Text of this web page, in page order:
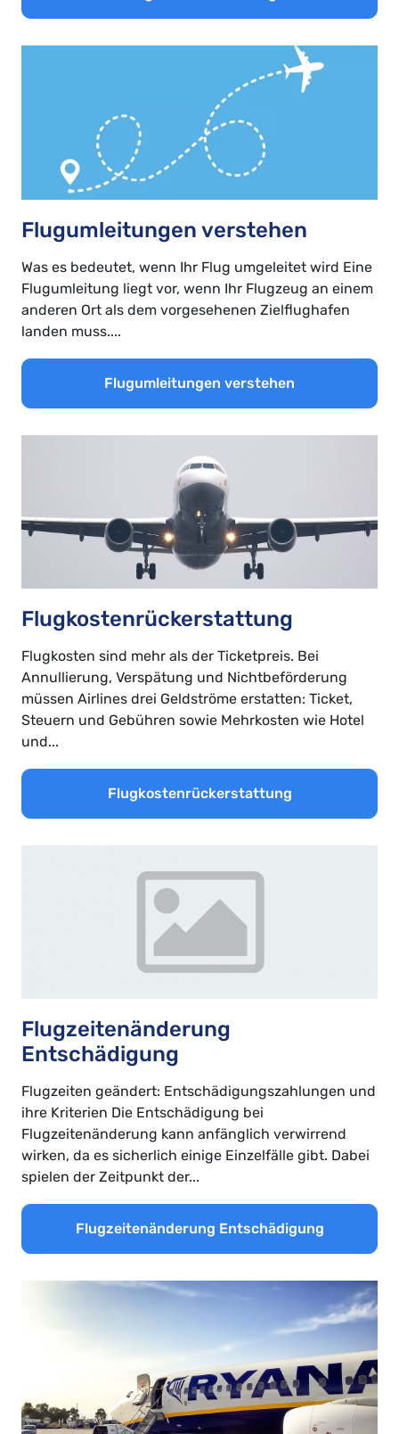
Flugumleitungen verstehen
Was es bedeutet, wenn Ihr Flug umgeleitet wird Eine
Flugumleitung liegt vor, wenn Ihr Flugzeug an einem
anderen Ort als dem vorgesehenen Zielflughafen
landen muss....
Flugumleitungen verstehen
Flugkostenrückerstattung
Flugkosten sind mehr als der Ticketpreis. Bei
Annullierung, Verspätung und Nichtbeförderung
müssen Airlines drei Geldströme erstatten: Ticket,
Steuern und Gebühren sowie Mehrkosten wie Hotel
und...
Flugkostenrückerstattung
Flugzeitenänderung
Entschädigung
Flugzeiten geändert: Entschädigungszahlungen und
ihre Kriterien Die Entschädigung bei
Flugzeitenänderung kann anfänglich verwirrend
wirken, da es sicherlich einige Einzelfälle gibt. Dabei
spielen der Zeitpunkt der...
Flugzeitenänderung Entschädigung